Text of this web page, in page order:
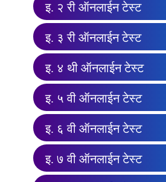
इ. २ री ऑनलाईन टेस्ट
इ. ३ री ऑनलाईन टेस्ट
इ. ४ थी ऑनलाईन टेस्ट
इ. ५ वी ऑनलाईन टेस्ट
इ. ६ वी ऑनलाईन टेस्ट
इ. ७ वी ऑनलाईन टेस्ट